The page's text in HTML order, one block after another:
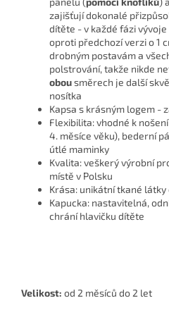
zajišťují dokonalé
dítěte - v každé fázi
oproti předchozí verzi o 1
drobným postavám a
polstrování, takže nikde
obousměrech je další
nosítka
Kapsa s krásným logem -
Flexibilita: vhodné k
4. měsíce věku), bederní
útlé maminky
Kvalita: veškerý výrobní
místě v Polsku
Krása: unikátní tkané látky
Kapucka: nastavitelná,
chrání hlavičku dítěte
Velikost: od 2 měsíců do 2 let